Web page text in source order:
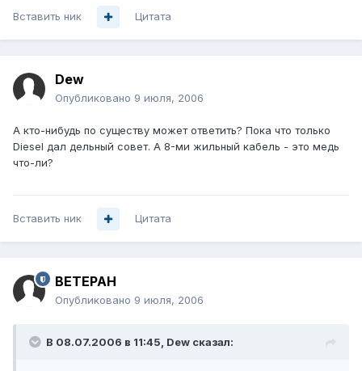
Вставить ник Цитата
Dew
Опубликовано 9 июля, 2006
А кто-нибудь по существу может ответить? Пока что только
Diesel дал дельный совет. А 8-ми жильный кабель - это медь
что-ли?
Вставить ник Цитата
BETEPAH
Опубликовано 9 июля, 2006
В 08.07.2006 в 11:45, Dew сказал: